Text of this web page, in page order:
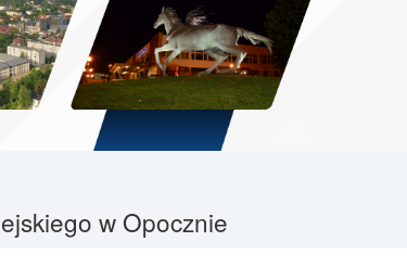
w Opocznie